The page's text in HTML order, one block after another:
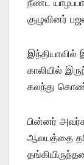
குழுவினர்
இந்தியாவில்
காலியில்
கலந்து
பின்னர்
ஆலயத்தை